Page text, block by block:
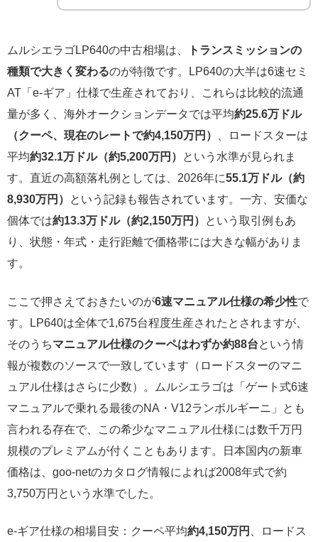
ムルシエラゴLP640の中古相場は、
トランスミッションの
種類で大きく変わるのが特徴です。LP640の大半は6速セミ
AT「e-ギア」仕様で生産されており、これらは比較的流通
量が多く、海外オークションデータでは平均約25.6万ドル
（クーペ、現在のレートで約4,150万円）
、ロードスターは
平均約32.1万ドル（約5,200万円）
という水準が見られま
す。直近の高額落札例としては、2026年に55.1万ドル（約
8,930万円）
という記録も報告されています。一方、安価な
個体では約13.3万ドル（約2,150万円）
という取引例もあ
り、状態・年式・走行距離で価格帯には大きな幅がありま
す。
ここで押さえておきたいのが6速マニュアル仕様の希少性で
す。LP640は全体で1,675台程度生産されたとされますが、
そのうちマニュアル仕様のクーペはわずか約88台 という情
報が複数のソースで一致しています（ロードスターのマニ
ュアル仕様はさらに少数）。ムルシエラゴは「ゲート式6速
マニュアルで乗れる最後のNA・V12ランボルギーニ」とも
言われる存在で、この希少なマニュアル仕様には数千万円
規模のプレミアムが付くこともあります。日本国内の新車
価格は、goo-netのカタログ情報によれば2008年式で約
3,750万円という水準でした。
e-ギア仕様の相場目安：クーペ平均約4,150万円
、ロードス